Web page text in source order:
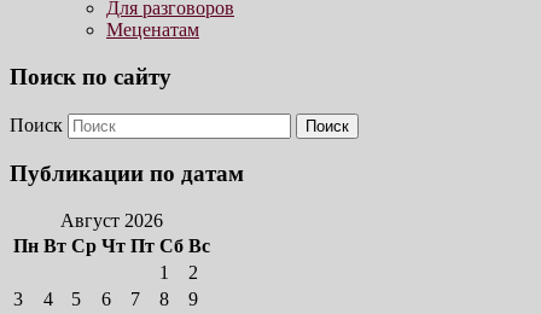
Для разговоров
Меценатам
Поиск по сайту
Поиск
Публикации по датам
Август 2026
Пн Вт Ср Чт Пт Сб Вс
1
2
3
4 5 6 7 8
9